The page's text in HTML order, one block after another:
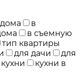
в
в съемную
тип квартиры
для дачи
для
кухни в